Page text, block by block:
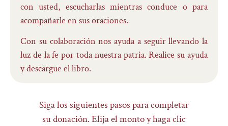
con usted, escucharlas mientras conduce o para
acompañarle en sus oraciones.
Con su colaboración nos ayuda a seguir llevando la
luz de la fe por toda nuestra patria. Realice su ayuda
y descargue el libro.
Siga los siguientes pasos para completar
su donación. Elija el monto y haga clic